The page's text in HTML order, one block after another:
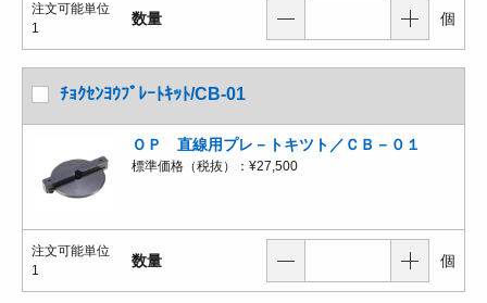
注文可能単位
1
数量 個
ﾁｮｸｾﾝﾖｳﾌﾟﾚｰﾄｷｯﾄ/CB-01
ＯＰ 直線用プレ－トキツト／ＣＢ－０１
標準価格（税抜）： ¥27,500
注文可能単位
1
数量 個